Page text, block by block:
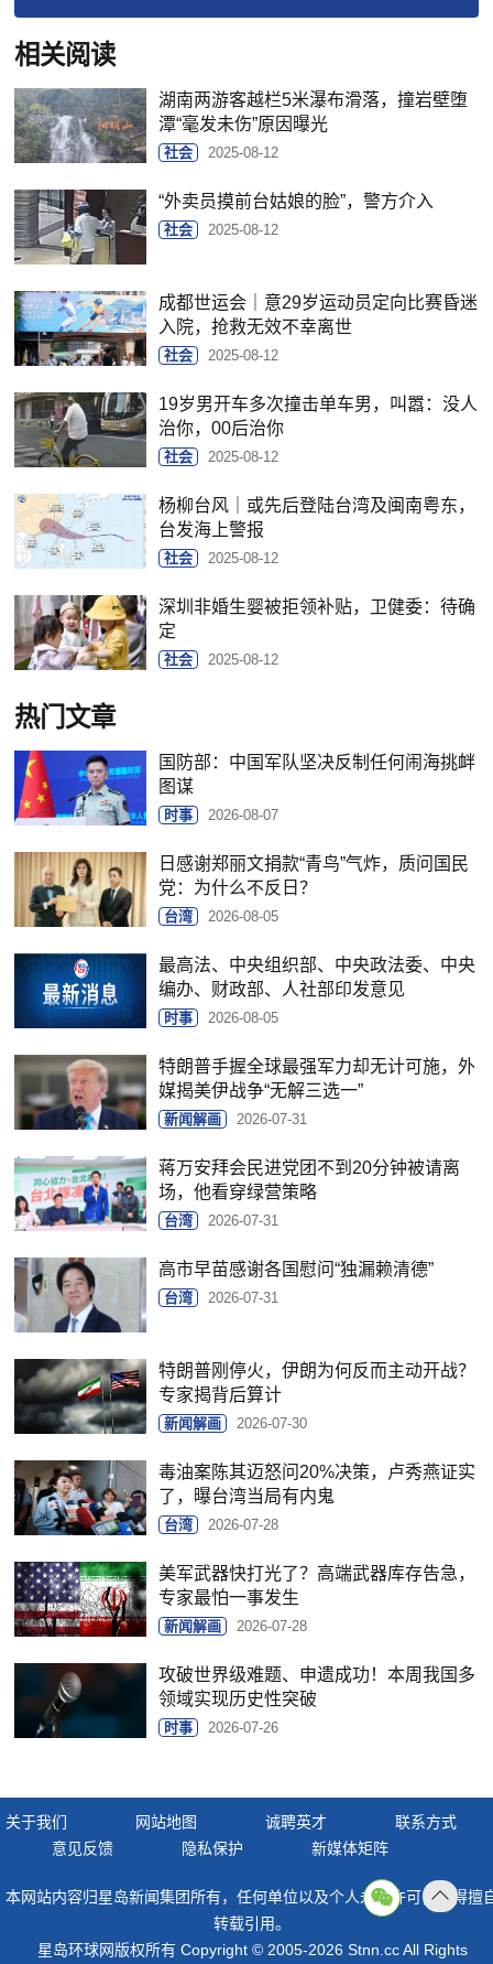
相关阅读
湖南两游客越栏5米瀑布滑落，撞岩壁堕
潭“毫发未伤”原因曝光
社会 2025-08-12
“外卖员摸前台姑娘的脸”，警方介入
社会 2025-08-12
成都世运会｜意29岁运动员定向比赛昏迷
入院，抢救无效不幸离世
社会 2025-08-12
19岁男开车多次撞击单车男，叫嚣：没人
治你，00后治你
社会 2025-08-12
杨柳台风｜或先后登陆台湾及闽南粤东，
台发海上警报
社会 2025-08-12
深圳非婚生婴被拒领补贴，卫健委：待确
定
社会 2025-08-12
热门文章
国防部：中国军队坚决反制任何闹海挑衅
图谋
时事 2026-08-07
日感谢郑丽文捐款“青鸟”气炸，质问国民
党：为什么不反日？
台湾 2026-08-05
最高法、中央组织部、中央政法委、中央
编办、财政部、人社部印发意见
时事 2026-08-05
特朗普手握全球最强军力却无计可施，外
媒揭美伊战争“无解三选一”
新闻解画 2026-07-31
蒋万安拜会民进党团不到20分钟被请离
场，他看穿绿营策略
台湾 2026-07-31
高市早苗感谢各国慰问“独漏赖清德”
台湾 2026-07-31
特朗普刚停火，伊朗为何反而主动开战？
专家揭背后算计
新闻解画 2026-07-30
毒油案陈其迈怒问20%决策，卢秀燕证实
了，曝台湾当局有内鬼
台湾 2026-07-28
美军武器快打光了？高端武器库存告急，
专家最怕一事发生
新闻解画 2026-07-28
攻破世界级难题、申遗成功！本周我国多
领域实现历史性突破
时事 2026-07-26
关于我们 网站地图 诚聘英才
联系方式
意见反馈
隐私保护 新媒体矩阵
本网站内容归星岛新闻集团所有，任何单位以及个人未经许可，不得擅
转载引用。
星岛环球网版权所有 Copyright © 2005-2026 Stnn.cc All Rights
顶部